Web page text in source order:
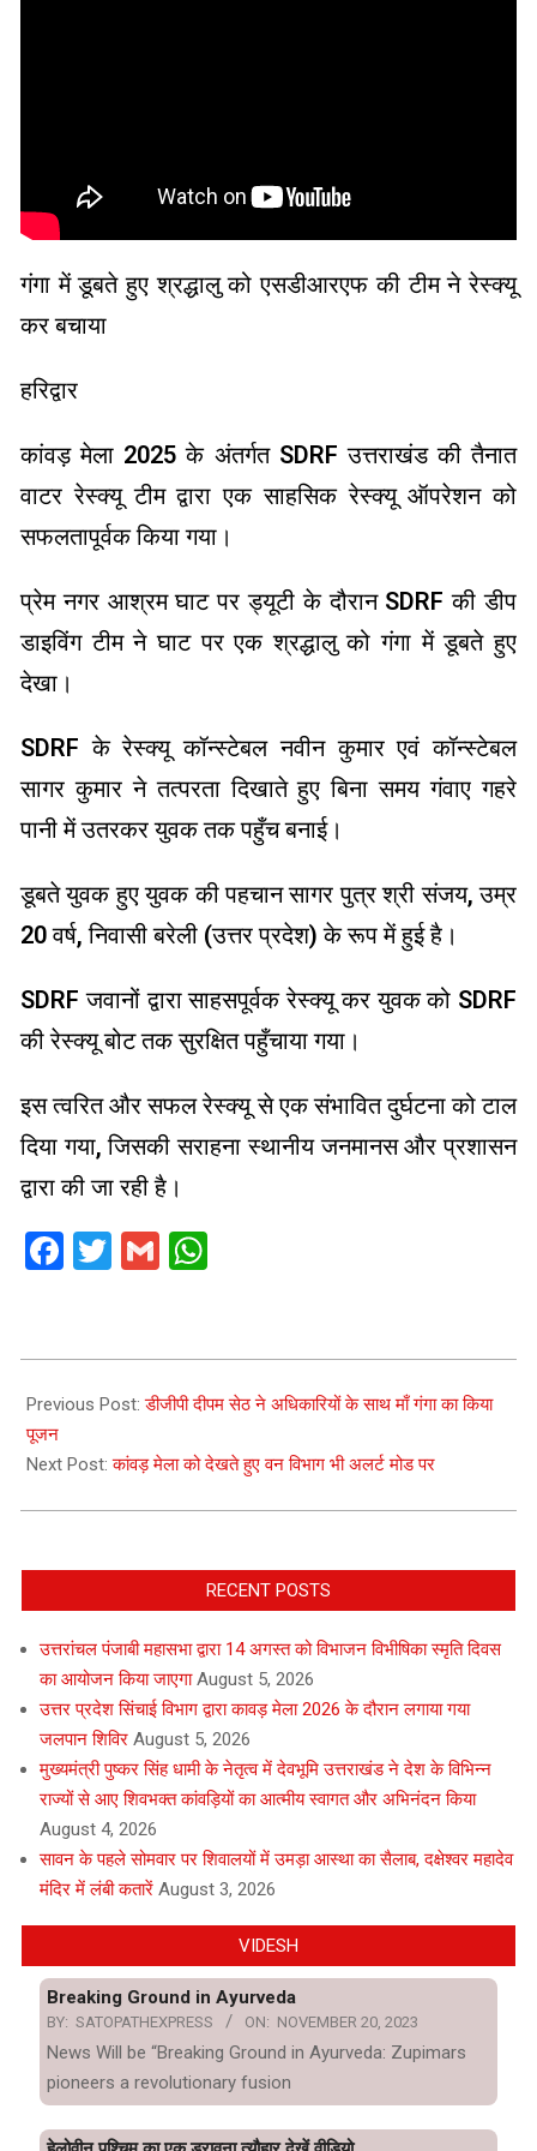
गंगा में डूबते हुए श्रद्धालु को एसडीआरएफ की टीम ने रेस्क्यू
कर बचाया
हरिद्वार
कांवड़ मेला 2025 के अंतर्गत SDRF उत्तराखंड की तैनात
वाटर रेस्क्यू टीम द्वारा एक साहसिक रेस्क्यू ऑपरेशन को
सफलतापूर्वक किया गया।
प्रेम नगर आश्रम घाट पर ड्यूटी के दौरान SDRF की डीप
डाइविंग टीम ने घाट पर एक श्रद्धालु को गंगा में डूबते हुए
देखा।
SDRF के रेस्क्यू कॉन्स्टेबल नवीन कुमार एवं कॉन्स्टेबल
सागर कुमार ने तत्परता दिखाते हुए बिना समय गंवाए गहरे
पानी में उतरकर युवक तक पहुँच बनाई।
डूबते युवक हुए युवक की पहचान सागर पुत्र श्री संजय, उम्र
20 वर्ष, निवासी बरेली (उत्तर प्रदेश) के रूप में हुई है।
SDRF जवानों द्वारा साहसपूर्वक रेस्क्यू कर युवक को SDRF
की रेस्क्यू बोट तक सुरक्षित पहुँचाया गया।
इस त्वरित और सफल रेस्क्यू से एक संभावित दुर्घटना को टाल
दिया गया, जिसकी सराहना स्थानीय जनमानस और प्रशासन
द्वारा की जा रही है।
Facebook
Twitter
Gmail
07-
12
Previous Post:डीजीपी दीपम सेठ ने अधिकारियों के साथ माँ गंगा का किया
पूजन
Next Post:कांवड़ मेला को देखते हुए वन विभाग भी अलर्ट मोड पर
RECENT POSTS
उत्तरांचल पंजाबी महासभा द्वारा 14 अगस्त को विभाजन विभीषिका स्मृति दिवस
का आयोजन किया जाएगा August 5, 2026
उत्तर प्रदेश सिंचाई विभाग द्वारा कावड़ मेला 2026 के दौरान लगाया गया
जलपान शिविर August 5, 2026
मुख्यमंत्री पुष्कर सिंह धामी के नेतृत्व में देवभूमि उत्तराखंड ने देश के विभिन्न
राज्यों से आए शिवभक्त कांवड़ियों का आत्मीय स्वागत और अभिनंदन किया
August 4, 2026
सावन के पहले सोमवार पर शिवालयों में उमड़ा आस्था का सैलाब, दक्षेश्वर महादेव
मंदिर में लंबी कतारें August 3, 2026
VIDESH
Breaking Ground in Ayurveda
BY: SATOPATHEXPRESS ON: NOVEMBER 20, 2023
News Will be “Breaking Ground in Ayurveda: Zupimars
pioneers a revolutionary fusion